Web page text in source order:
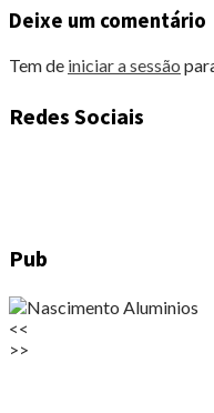
Deixe um comentário
Tem de iniciar a sessão
Redes Sociais
Pub
<<
>>